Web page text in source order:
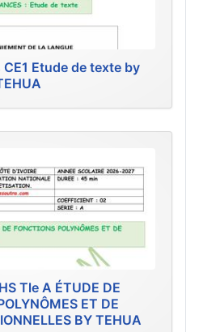
CE1 Etude de texte by
Tle A ÉTUDE DE
ET DE
BY TEHUA